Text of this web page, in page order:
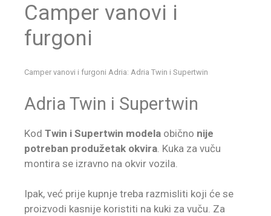
Camper vanovi i
furgoni
Camper vanovi i furgoni Adria: Adria Twin i Supertwin
Adria Twin i Supertwin
Kod Twin i Supertwin modela obično nije
potreban produžetak okvira . Kuka za vuču
montira se izravno na okvir vozila.
Ipak, već prije kupnje treba razmisliti koji će se
proizvodi kasnije koristiti na kuki za vuču. Za